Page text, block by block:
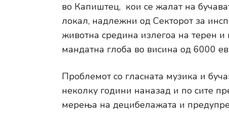
во Капиштец, кои се жалат на
локал, надлежни од Секторот за
животна средина излегоа на терен
мандатна глоба во висина од 6000
Проблемот со гласната музика и
неколку години наназад и по сите
мерења на децибелажата и